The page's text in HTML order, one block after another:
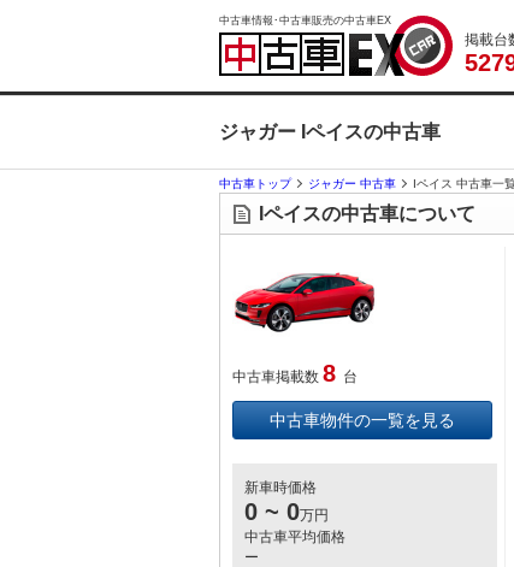
中古車情報･中古車販売の中古車EX
掲載台
527
ジャガー Iペイスの中古車
中古車トップ ジャガー 中古車 Iペイス 中古車一
Iペイスの中古車について
中古車掲載数 8 台
中古車物件の一覧を見る
新車時価格
0 ~ 0万円
中古車平均価格
ー